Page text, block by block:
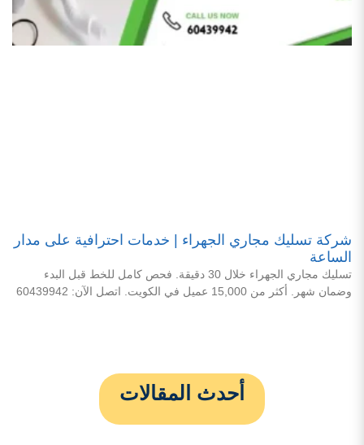
شركة تسليك مجاري الجهراء | خدمات احترافية على مدار
الساعة
تسليك مجاري الجهراء خلال 30 دقيقة. فحص كامل للخط قبل البدء
وضمان شهر. أكثر من 15,000 عميل في الكويت. اتصل الآن: 60439942
أحدث المقالات